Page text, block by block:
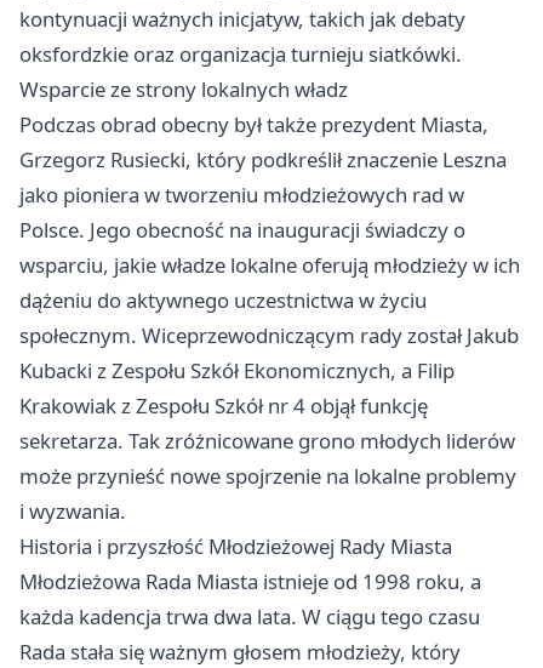
kontynuacji ważnych inicjatyw, takich jak debaty
oksfordzkie oraz organizacja turnieju siatkówki.
Wsparcie ze strony lokalnych władz
Podczas obrad obecny był także prezydent Miasta,
Grzegorz Rusiecki, który podkreślił znaczenie Leszna
jako pioniera w tworzeniu młodzieżowych rad w
Polsce. Jego obecność na inauguracji świadczy o
wsparciu, jakie władze lokalne oferują młodzieży w ich
dążeniu do aktywnego uczestnictwa w życiu
społecznym. Wiceprzewodniczącym rady został Jakub
Kubacki z Zespołu Szkół Ekonomicznych, a Filip
Krakowiak z Zespołu Szkół nr 4 objął funkcję
sekretarza. Tak zróżnicowane grono młodych liderów
może przynieść nowe spojrzenie na lokalne problemy
i wyzwania.
Historia i przyszłość Młodzieżowej Rady Miasta
Młodzieżowa Rada Miasta istnieje od 1998 roku, a
każda kadencja trwa dwa lata. W ciągu tego czasu
Rada stała się ważnym głosem młodzieży, który